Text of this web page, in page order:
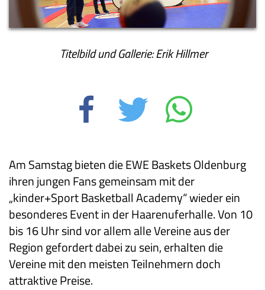
Titelbild und Gallerie: Erik Hillmer
Am Samstag bieten die EWE Baskets Oldenburg
ihren jungen Fans gemeinsam mit der
„kinder+Sport Basketball Academy“ wieder ein
besonderes Event in der Haarenuferhalle. Von 10
bis 16 Uhr sind vor allem alle Vereine aus der
Region gefordert dabei zu sein, erhalten die
Vereine mit den meisten Teilnehmern doch
attraktive Preise.